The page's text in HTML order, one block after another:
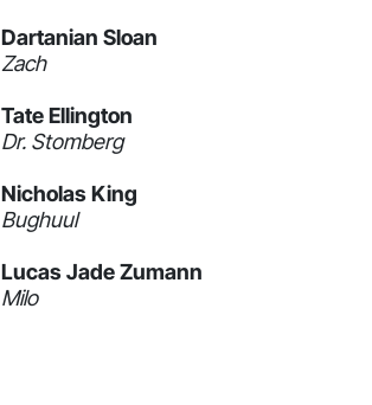
Dartanian Sloan
Zach
Tate Ellington
Dr. Stomberg
Nicholas King
Bughuul
Lucas Jade Zumann
Milo